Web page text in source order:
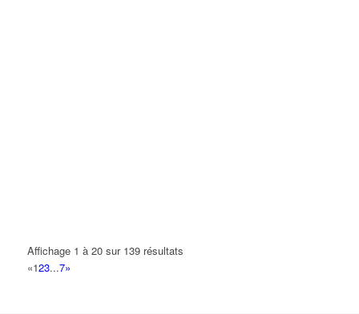
Affichage 1 à 20 sur 139 résultats
«123...7»